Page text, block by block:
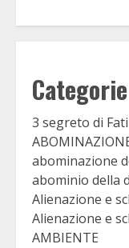
Categorie
3 segreto di
abominazione
abominio della
Alienazione e
Alienazione e
AMBIENTE